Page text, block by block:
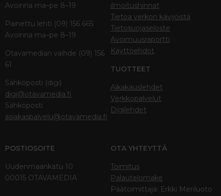
Avoinna ma–pe 8–19
Painettu lehti (09) 156 665
Avoinna ma–pe 8–19
Otavamedian vaihde (09) 156
61
Sähköposti (digi)
digi@otavamedia.fi
Sähköposti
asiakaspalvelu@otavamedia.fi
ilmoitushinnat
Tietoa verkon kävijöistä
Tietosuojaseloste
Avoimuusraportti
Käyttöehdot
TUOTTEET
Aikakauslehdet
Verkkopalvelut
Digilehdet
POSTIOSOITE
Uudenmaankatu 10
00015 OTAVAMEDIA
OTA YHTEYTTÄ
Toimitus
Palautelomake
Päätoimittaja: Erkki Meriluoto